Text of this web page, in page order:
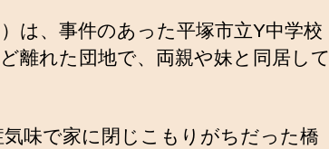
は、事件のあった平塚市立Y中学校
離れた団地で、両親や妹と同居して
味で家に閉じこもりがちだった橋